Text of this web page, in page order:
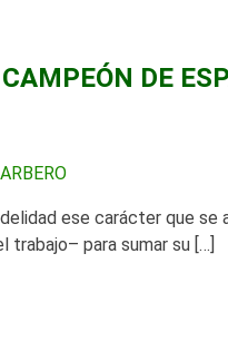
DE
ese carácter que
trabajo– para sumar su […]